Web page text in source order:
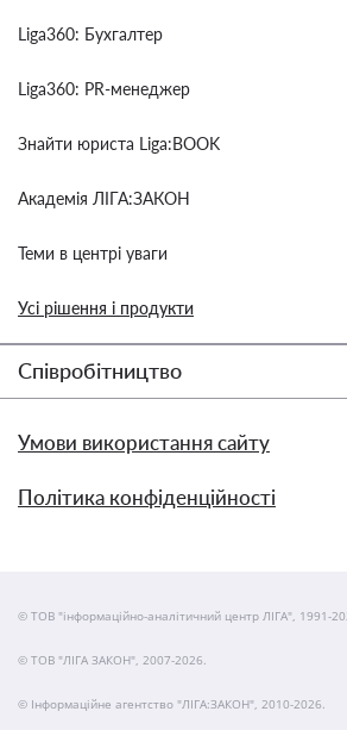
Liga360: Бухгалтер
Liga360: PR-менеджер
Знайти юриста Liga:BOOK
Академія ЛІГА:ЗАКОН
Теми в центрі уваги
Усі рішення і продукти
Співробітництво
Умови використання сайту
Політика конфіденційності
© ТОВ "інформаційно-аналітичний центр ЛІГА", 1991-
© ТОВ "ЛІГА ЗАКОН", 2007-2026.
© Інформаційне агентство "ЛІГА:ЗАКОН", 2010-2026.